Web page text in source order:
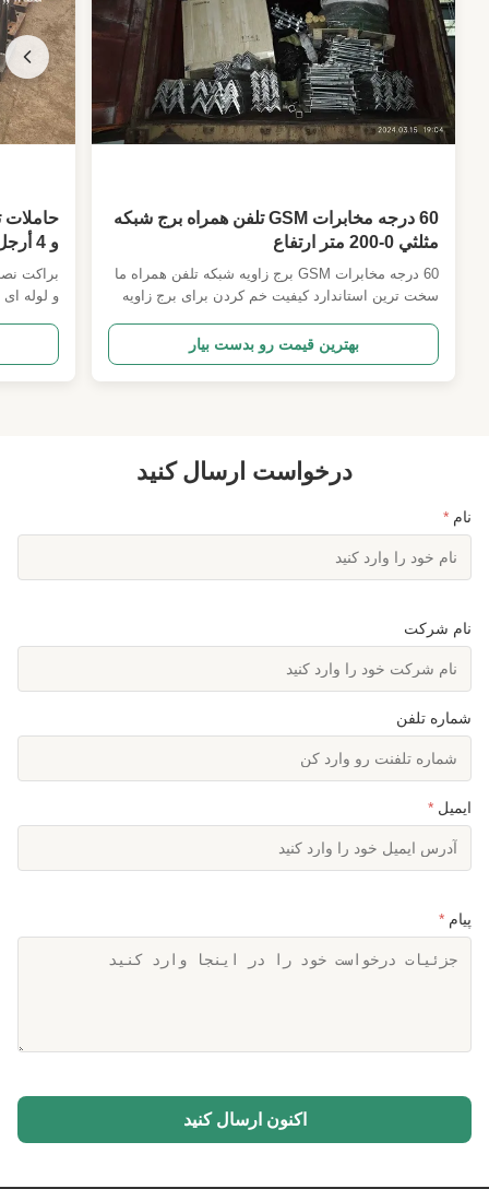
60 درجه مخابرات GSM تلفن همراه برج شبكه
مثلثي 0-200 متر ارتفاع
60 درجه مخابرات GSM برج زاویه شبکه تلفن همراه ما
سخت ترین استاندارد کیفیت خم کردن برای برج زاویه
های اوگاندا و سایر کشورها استفاده می شود. با
استفاده از کنترل درجه نیز محدود شیب برای اطمینان از
عملکرد مقاومت باد بهتر. و ما یکی از 20 کارخانه ی اول
بهترین قیمت رو بدست بیار
و 4 أرجل للأبراج المدعومة بالكابلات
براکت
بار
درخواست ارسال کنید
نام *
نام شرکت
شماره تلفن
ایمیل *
پیام *
اکنون ارسال کنید